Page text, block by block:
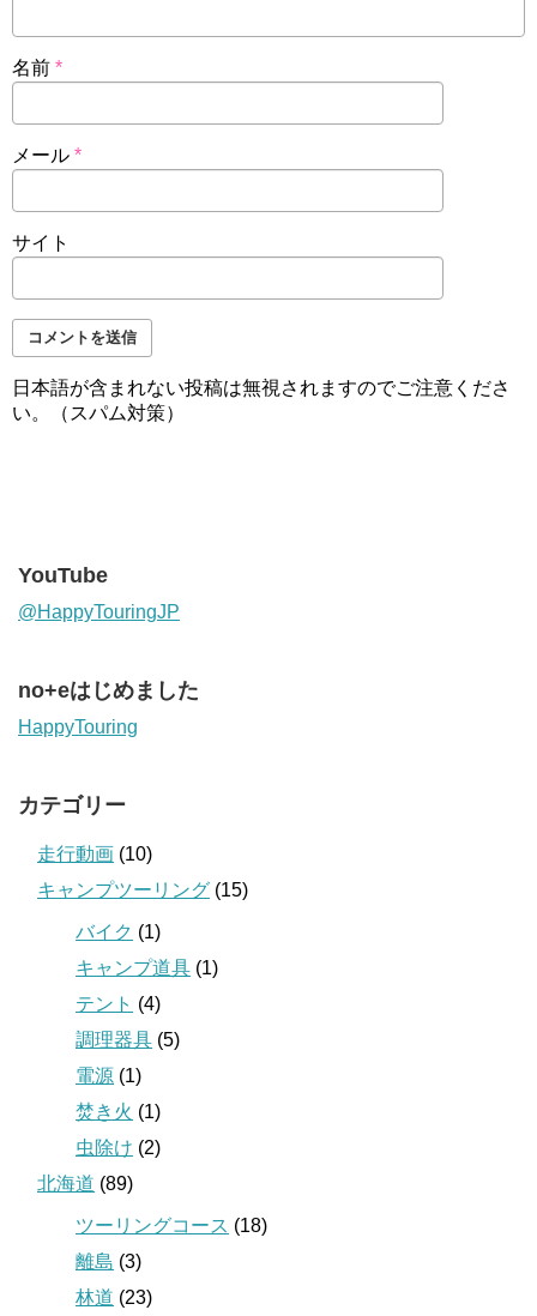
名前 *
メール *
サイト
日本語が含まれない投稿は無視されますのでご注意くださ
い。（スパム対策）
YouTube
@HappyTouringJP
no+eはじめました
HappyTouring
カテゴリー
走行動画 (10)
キャンプツーリング (15)
バイク (1)
キャンプ道具 (1)
テント (4)
調理器具 (5)
電源 (1)
焚き火 (1)
虫除け (2)
北海道 (89)
ツーリングコース (18)
離島 (3)
林道 (23)